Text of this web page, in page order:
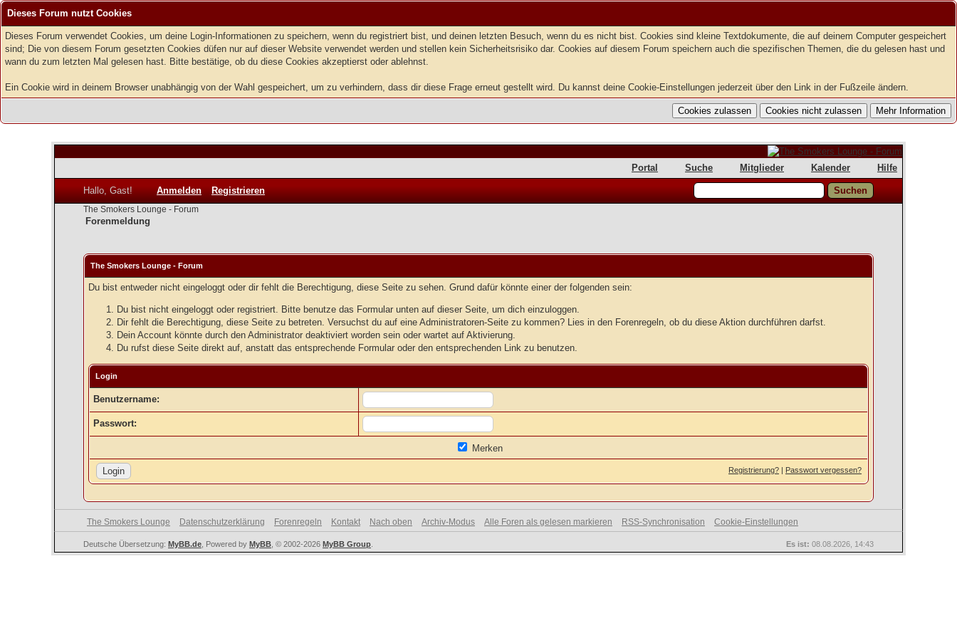
Dieses Forum nutzt Cookies
Dieses Forum verwendet Cookies, um deine Login-Informationen zu speichern, wenn du registriert bist, und deinen letzten Besuch, wenn du es nicht bist. Cookies sind kleine Textdokumente, die auf deinem Computer gespeichert
sind; Die von diesem Forum gesetzten Cookies düfen nur auf dieser Website verwendet werden und stellen kein Sicherheitsrisiko dar. Cookies auf diesem Forum speichern auch die spezifischen Themen, die du gelesen hast und
wann du zum letzten Mal gelesen hast. Bitte bestätige, ob du diese Cookies akzeptierst oder ablehnst.
Ein Cookie wird in deinem Browser unabhängig von der Wahl gespeichert, um zu verhindern, dass dir diese Frage erneut gestellt wird. Du kannst deine Cookie-Einstellungen jederzeit über den Link in der Fußzeile ändern.
Portal Suche Mitglieder Kalender Hilfe
Hallo, Gast! Anmelden Registrieren
The Smokers Lounge - Forum
Forenmeldung
The Smokers Lounge - Forum
Du bist entweder nicht eingeloggt oder dir fehlt die Berechtigung, diese Seite zu sehen. Grund dafür könnte einer der folgenden sein:
Du bist nicht eingeloggt oder registriert. Bitte benutze das Formular unten auf dieser Seite, um dich einzuloggen.
Dir fehlt die Berechtigung, diese Seite zu betreten. Versuchst du auf eine Administratoren-Seite zu kommen? Lies in den Forenregeln, ob du diese Aktion durchführen darfst.
Dein Account könnte durch den Administrator deaktiviert worden sein oder wartet auf Aktivierung.
Du rufst diese Seite direkt auf, anstatt das entsprechende Formular oder den entsprechenden Link zu benutzen.
Login
Benutzername:
Passwort:
Merken
Registrierung? | Passwort vergessen?
The Smokers Lounge Datenschutzerklärung Forenregeln Kontakt Nach oben Archiv-Modus Alle Foren als gelesen markieren RSS-Synchronisation Cookie-Einstellungen
Es ist: 08.08.2026, 14:43
Deutsche Übersetzung: MyBB.de , Powered by MyBB , © 2002-2026 MyBB Group